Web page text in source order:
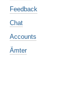
Feedback
Chat
Accounts
Ämter